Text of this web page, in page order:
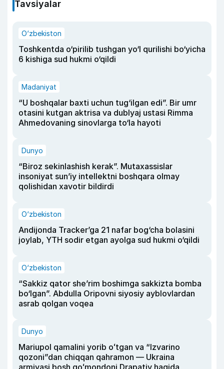
Tavsiyalar
O‘zbekiston
Toshkentda o‘pirilib tushgan yo‘l qurilishi bo‘yicha
6 kishiga sud hukmi o‘qildi
Madaniyat
“U boshqalar baxti uchun tug‘ilgan edi”. Bir umr
otasini kutgan aktrisa va dublyaj ustasi Rimma
Ahmedovaning sinovlarga to‘la hayoti
Dunyo
“Biroz sekinlashish kerak”. Mutaxassislar
insoniyat sun’iy intellektni boshqara olmay
qolishidan xavotir bildirdi
O‘zbekiston
Andijonda Tracker’ga 21 nafar bog‘cha bolasini
joylab, YTH sodir etgan ayolga sud hukmi o‘qildi
O‘zbekiston
“Sakkiz qator she’rim boshimga sakkizta bomba
bo‘lgan”. Abdulla Oripovni siyosiy ayblovlardan
asrab qolgan voqea
Dunyo
Mariupol qamalini yorib oʻtgan va “Izvarino
qozoni”dan chiqqan qahramon — Ukraina